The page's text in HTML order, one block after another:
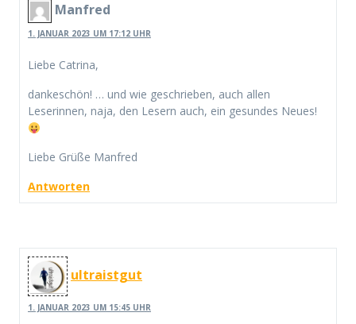
Manfred
1. JANUAR 2023 UM 17:12 UHR
Liebe Catrina,
dankeschön! … und wie geschrieben, auch allen
Leserinnen, naja, den Lesern auch, ein gesundes Neues!
Liebe Grüße Manfred
Antworten
ultraistgut
1. JANUAR 2023 UM 15:45 UHR